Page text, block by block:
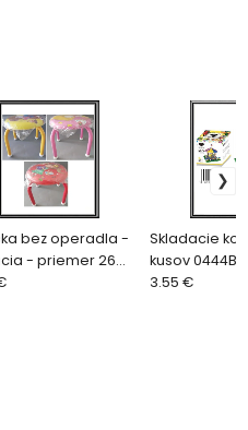
bez operadla -
- priemer 26
Skladacie
kusov 0444B ,
3.55 €